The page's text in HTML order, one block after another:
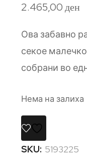
2.465,00ден
Ова забавно
секое
собрани во
Нема на залиха
SKU: 5193225